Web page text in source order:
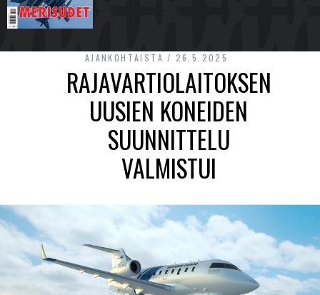
AJANKOHTAISTA 26.5.2025
RAJAVARTIOLAITOKSEN
UUSIEN KONEIDEN
SUUNNITTELU
VALMISTUI